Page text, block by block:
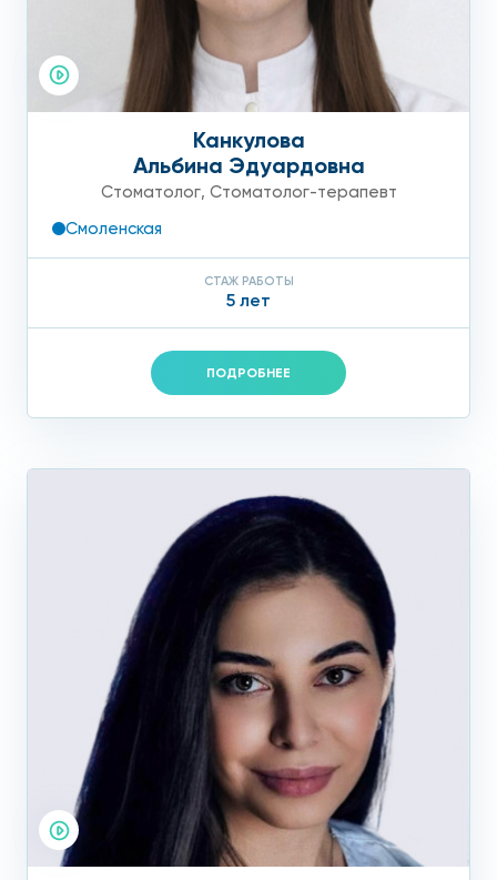
Канкулова
Альбина Эдуардовна
Стоматолог, Стоматолог-терапевт
Смоленская
СТАЖ РАБОТЫ
5 лет
ПОДРОБНЕЕ